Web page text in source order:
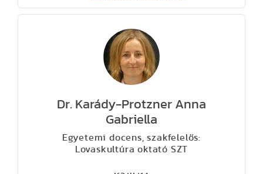
Dr. Karády-Protzner Anna
Gabriella
Egyetemi docens, szakfelelős:
Lovaskultúra oktató SZT